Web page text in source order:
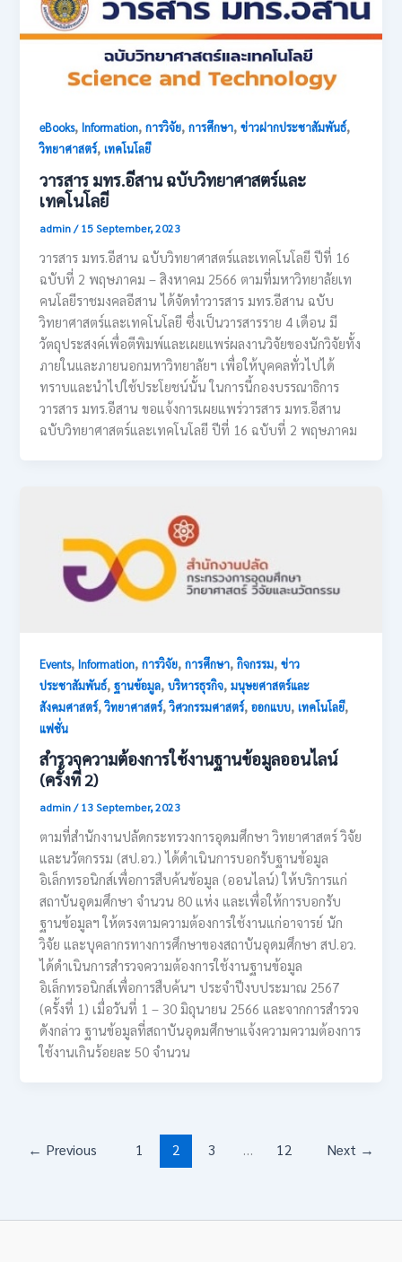
eBooks,Information,การวิจัย,การศึกษา,ข่าวฝากประชาสัมพันธ์,
วิทยาศาสตร์,เทคโนโลยี
วารสาร มทร.อีสาน ฉบับวิทยาศาสตร์และ
เทคโนโลยี
admin/15 September, 2023
วารสาร มทร.อีสาน ฉบับวิทยาศาสตร์และเทคโนโลยี ปีที่ 16
ฉบับที่ 2 พฤษภาคม – สิงหาคม 2566 ตามที่มหาวิทยาลัยเท
คนโลยีราชมงคลอีสาน ได้จัดทำวารสาร มทร.อีสาน ฉบับ
วิทยาศาสตร์และเทคโนโลยี ซึ่งเป็นวารสารราย 4 เดือน มี
วัตถุประสงค์เพื่อตีพิมพ์และเผยแพร่ผลงานวิจัยของนักวิจัยทั้ง
ภายในและภายนอกมหาวิทยาลัยฯ เพื่อให้บุคคลทั่วไปได้
ทราบและนำไปใช้ประโยชน์นั้น ในการนี้กองบรรณาธิการ
วารสาร มทร.อีสาน ขอแจ้งการเผยแพร่วารสาร มทร.อีสาน
ฉบับวิทยาศาสตร์และเทคโนโลยี ปีที่ 16 ฉบับที่ 2 พฤษภาคม
Events,Information,การวิจัย,การศึกษา,กิจกรรม,ข่าว
ประชาสัมพันธ์,ฐานข้อมูล,บริหารธุรกิจ,มนุษยศาสตร์และ
สังคมศาสตร์,วิทยาศาสตร์,วิศวกรรมศาสตร์,ออกแบบ,เทคโนโลยี,
แฟชั่น
สำรวจความต้องการใช้งานฐานข้อมูลออนไลน์
(ครั้งที่ 2)
admin/13 September, 2023
ตามที่สำนักงานปลัดกระทรวงการอุดมศึกษา วิทยาศาสตร์ วิจัย
และนวัตกรรม (สป.อว.) ได้ดำเนินการบอกรับฐานข้อมูล
อิเล็กทรอนิกส์เพื่อการสืบค้นข้อมูล (ออนไลน์) ให้บริการแก่
สถาบันอุดมศึกษา จำนวน 80 แห่ง และเพื่อให้การบอกรับ
ฐานข้อมูลฯ ให้ตรงตามความต้องการใช้งานแก่อาจารย์ นัก
วิจัย และบุคลากรทางการศึกษาของสถาบันอุดมศึกษา สป.อว.
ได้ดำเนินการสำรวจความต้องการใช้งานฐานข้อมูล
อิเล็กทรอนิกส์เพื่อการสืบค้นฯ ประจำปีงบประมาณ 2567
(ครั้งที่ 1) เมื่อวันที่ 1 – 30 มิถุนายน 2566 และจากการสำรวจ
ดังกล่าว ฐานข้อมูลที่สถาบันอุดมศึกษาแจ้งความความต้องการ
ใช้งานเกินร้อยละ 50 จำนวน
← Previous 1 2 3 … 12 Next →